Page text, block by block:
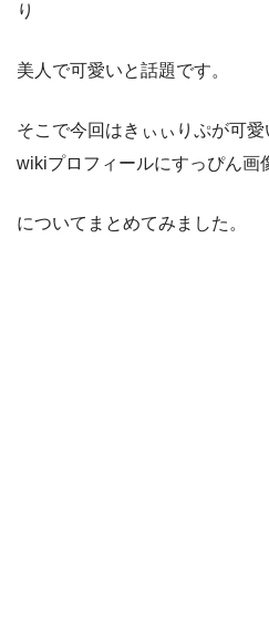
り
美人で可愛いと話題です。
そこで今回はきぃぃりぷが可
wikiプロフィールにすっぴん画
についてまとめてみました。